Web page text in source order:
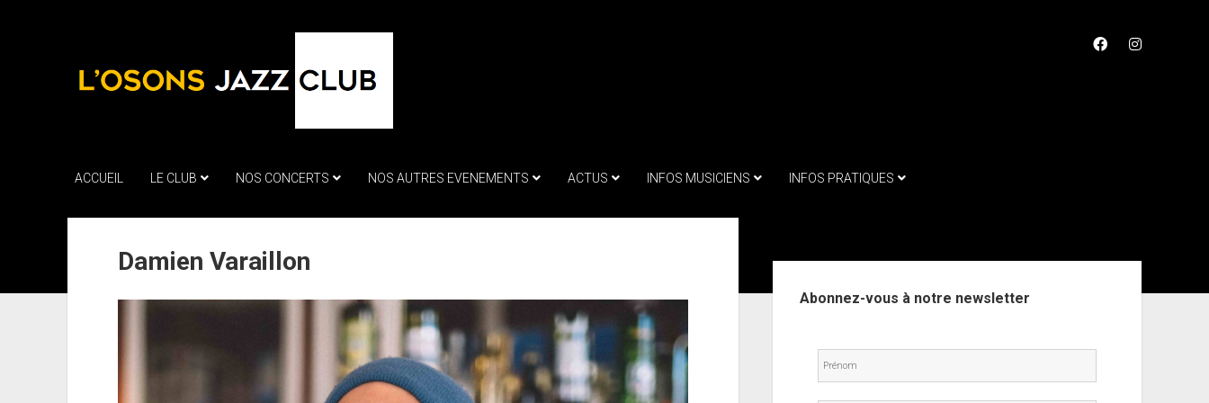
facebookinstagram
ACCUEIL LE CLUB NOS CONCERTS NOS AUTRES EVENEMENTS ACTUS INFOS MUSICIENS INFOS PRATIQUES
Damien Varaillon
Abonnez-vous à notre newsletter